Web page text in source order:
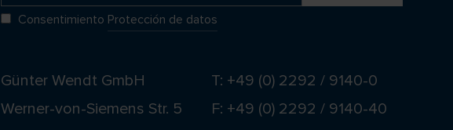
Consentimiento Protección de datos
Günter Wendt GmbH
Werner-von-Siemens Str. 5
T: +49 (0) 2292 / 9140-0
F: +49 (0) 2292 / 9140-40